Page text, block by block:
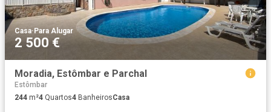
Casa·Para Alugar
2 500 €
Moradia, Estômbar e Parchal
Estômbar
244 m²4 Quartos4 BanheirosCasa